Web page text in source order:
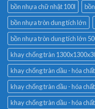
bồn nhựa chữ nhật 100l
bồn nhựa tròn dung tích lớn
bồn nhựa tròn dung tích lớn
khay chống tràn
khay chống tràn dầu - hóa
khay chống tràn dầu - hóa
khay chống tràn dầu - hóa